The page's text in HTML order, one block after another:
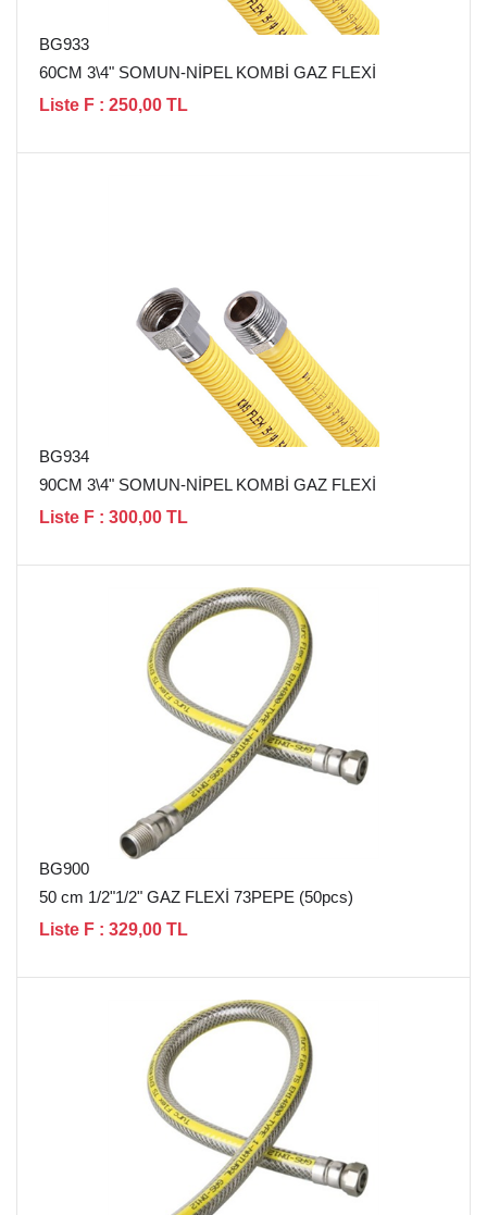
BG933
60CM 3\4" SOMUN-NİPEL KOMBİ GAZ FLEXİ
Liste F : 250,00 TL
BG934
90CM 3\4" SOMUN-NİPEL KOMBİ GAZ FLEXİ
Liste F : 300,00 TL
BG900
50 cm 1/2"1/2" GAZ FLEXİ 73PEPE (50pcs)
Liste F : 329,00 TL